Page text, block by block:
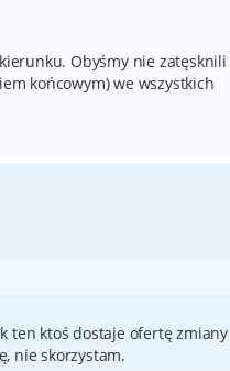
Obyśmy nie zatęsknili
końcowym) we wszystkich
ten ktoś dostaje ofertę zmiany
nie skorzystam.